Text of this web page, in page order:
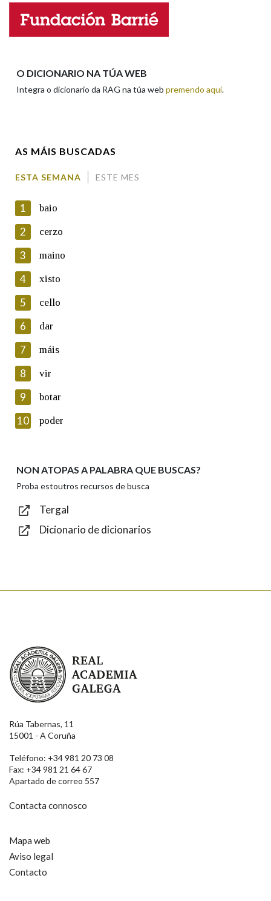
Nome
En cumprimento da normativa vixente en materia de
Protección de Datos de Carácter Persoal, a Real Academia
Galega informa a aqueles usuarios que faciliten o seu correo
electrónico, así como calquera outra información de carácter
persoal, que estes datos serán obxecto de tratamento
automatizado de carácter confidencial e incorporados aos seus
ficheiros informáticos. Así mesmo, os usuarios poderán exercer o
seu dereito de acceso, rectificación, oposición e cancelación dos
seus datos poñéndose en contacto connosco.
Lin e acepto as condicións da política de
Introduce o código que aparece na imaxe:
Texto de verificación
O DICIONARIO NA TÚA WEB
Integra o dicionario da RAG na túa web premendo aquí.
AS MÁIS BUSCADAS
ESTA SEMANA ESTE MES
1 baio
2 cerzo
3 maino
4 xisto
5 cello
6 dar
7 máis
8 vir
9 botar
10 poder
NON ATOPAS A PALABRA QUE BUSCAS?
Proba estoutros recursos de busca
Tergal
Dicionario de dicionarios
Real Academia Galega
Rúa Tabernas, 11
15001 - A Coruña
Teléfono: +34 981 20 73 08
Fax: +34 981 21 64 67
Apartado de correo 557
Contacta connosco
Mapa web
Aviso legal
Contacto